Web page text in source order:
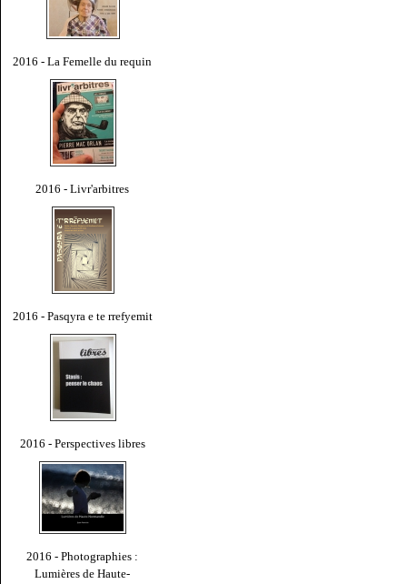
2016 - La Femelle du requin
2016 - Livr'arbitres
2016 - Pasqyra e te rrefyemit
2016 - Perspectives libres
2016 - Photographies :
Lumières de Haute-